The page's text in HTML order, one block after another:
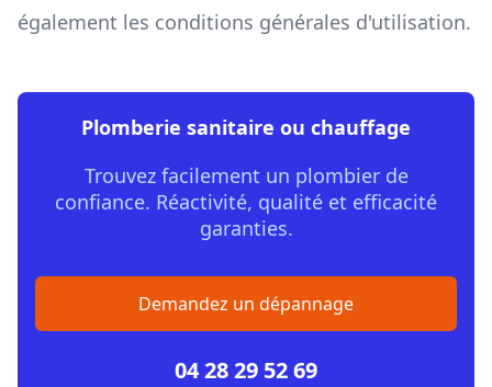
également les conditions générales d'utilisation.
Plomberie sanitaire ou chauffage
Trouvez facilement un plombier de
confiance. Réactivité, qualité et efficacité
garanties.
Demandez un dépannage
04 28 29 52 69